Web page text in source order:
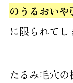
のうるおい
に限られてし
たるみ毛穴